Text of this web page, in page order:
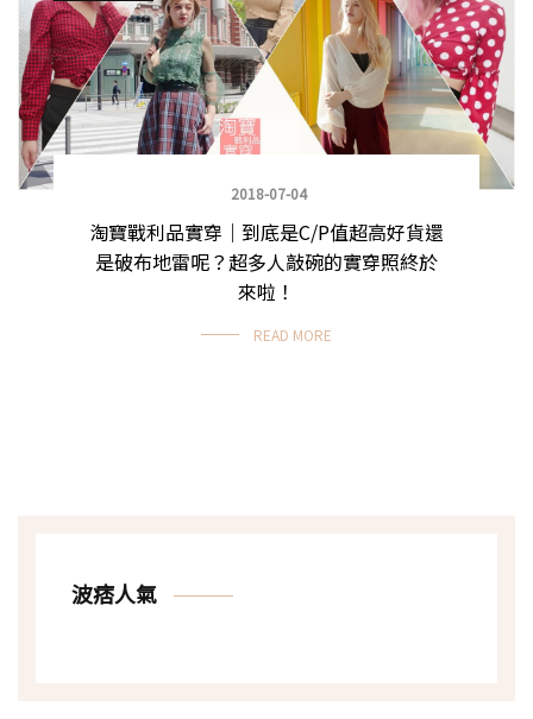
2018-07-04
淘寶戰利品實穿｜到底是C/P值超高好貨還
是破布地雷呢？超多人敲碗的實穿照終於
來啦！
READ MORE
波痞人氣